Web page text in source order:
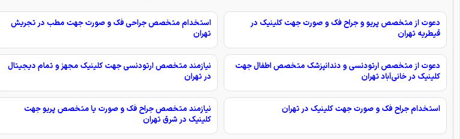
دعوت از متخصص پریو و جراح فک و صورت جهت کلینیک در
قیطریه تهران
استخدام متخصص جراحی فک و صورت جهت مطب در تجریش
تهران
دعوت از متخصص ارتودنسی و دندانپزشک متخصص اطفال جهت
کلینیک در خانی‌آباد تهران
نیازمند متخصص ارتودنسی جهت کلینیک مجهز و تمام دیجیتال
در تهران
استخدام جراح فک و صورت جهت کلینیک در تهران
نیازمند متخصص جراح فک و صورت يا متخصص پريو جهت
کلینیک در شرق تهران